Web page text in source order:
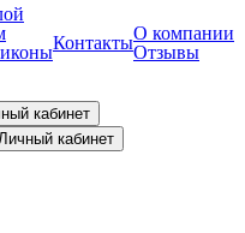
КонтактыО компании
Отзывы
кабинет
кабинет